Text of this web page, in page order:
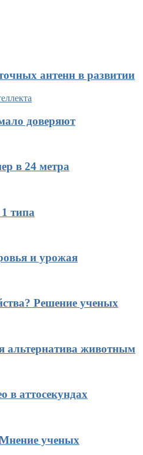
антенн в развитии
доверяют
в 24 метра
типа
и урожая
Решение ученых
альтернатива животным
в аттосекундах
ученых